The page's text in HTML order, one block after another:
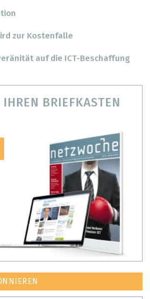
zur Kostenfalle
auf die ICT-Beschaffung
BRIEFKASTEN